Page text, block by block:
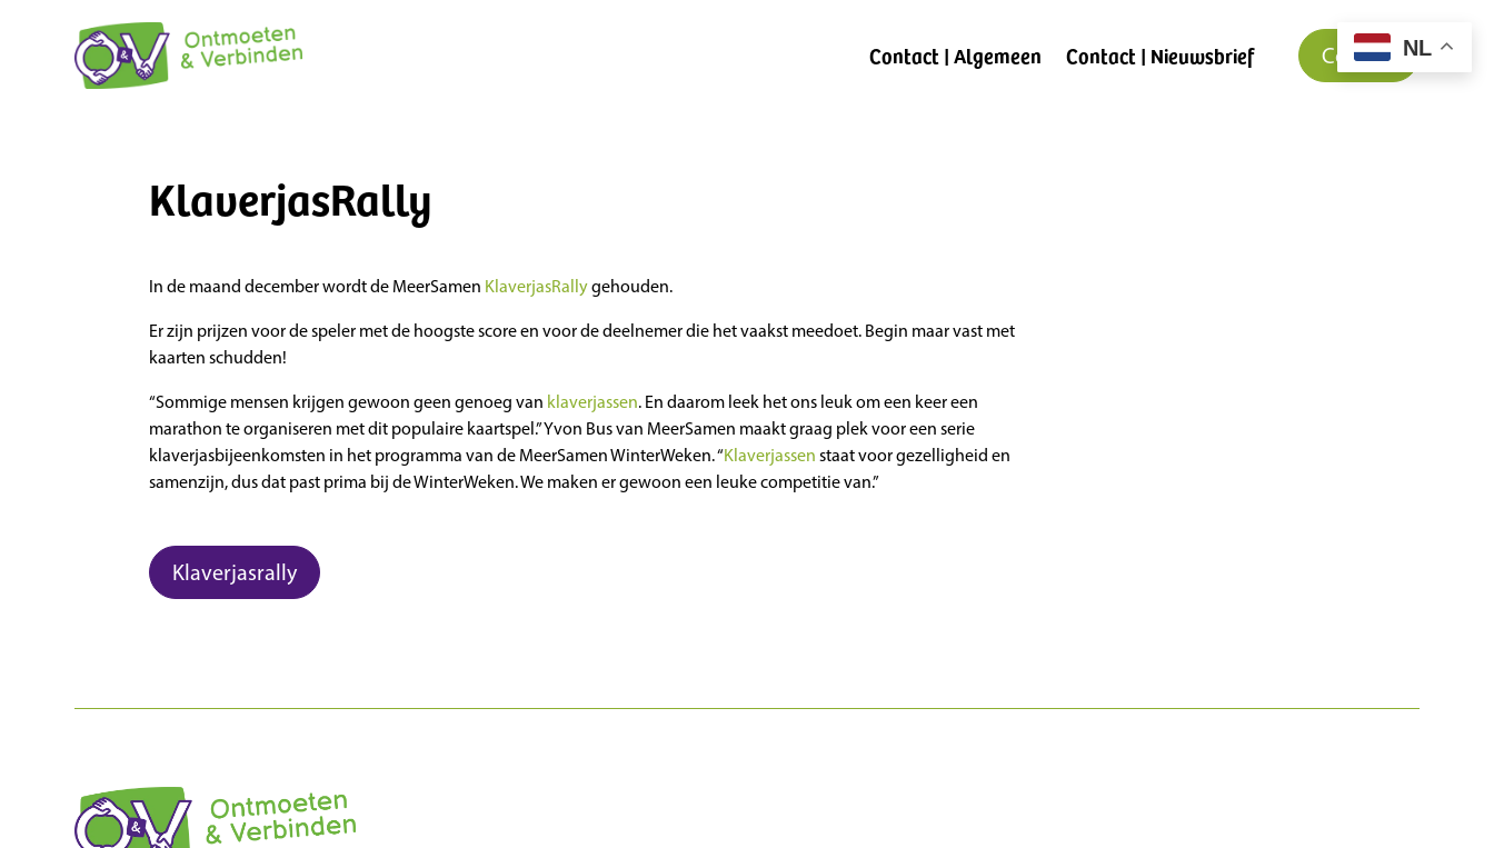
Contact | Algemeen Contact | Nieuwsbrief Contact
KlaverjasRally
In de maand december wordt de MeerSamen KlaverjasRallygehouden.
Er zijn prijzen voor de speler met de hoogste score en voor de deelnemer die het vaakst meedoet. Begin maar vast met
kaarten schudden!
“Sommige mensen krijgen gewoon geen genoeg van klaverjassen. En daarom leek het ons leuk om een keer een
marathon te organiseren met dit populaire kaartspel.” Yvon Bus van MeerSamen maakt graag plek voor een serie
klaverjasbijeenkomsten in het programma van de MeerSamen WinterWeken. “Klaverjassen staat voor gezelligheid en
samenzijn, dus dat past prima bij de WinterWeken. We maken er gewoon een leuke competitie van.”
Klaverjasrally
NL